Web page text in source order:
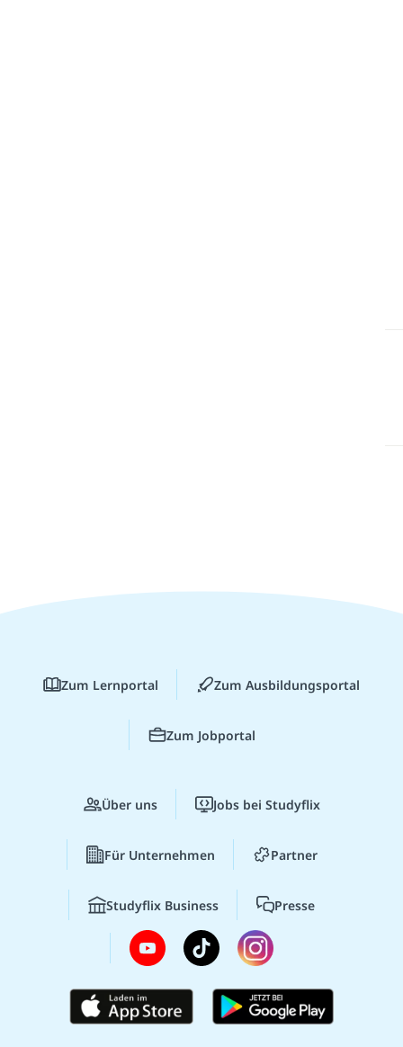
Zum Lernportal Zum Ausbildungsportal
Zum Jobportal
Über uns Jobs bei Studyflix
Für Unternehmen Partner
Studyflix Business Presse